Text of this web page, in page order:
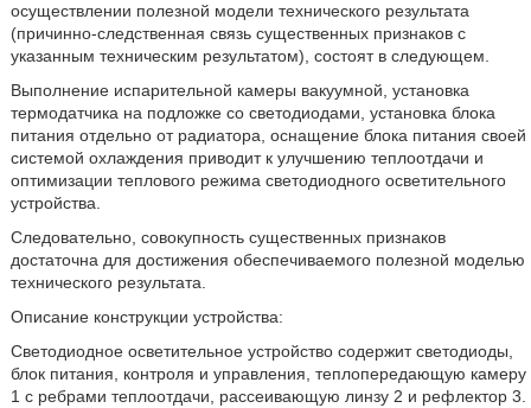
осуществлении полезной модели технического результата
(причинно-следственная связь существенных признаков с
указанным техническим результатом), состоят в следующем.
Выполнение испарительной камеры вакуумной, установка
термодатчика на подложке со светодиодами, установка блока
питания отдельно от радиатора, оснащение блока питания своей
системой охлаждения приводит к улучшению теплоотдачи и
оптимизации теплового режима светодиодного осветительного
устройства.
Следовательно, совокупность существенных признаков
достаточна для достижения обеспечиваемого полезной моделью
технического результата.
Описание конструкции устройства:
Светодиодное осветительное устройство содержит светодиоды,
блок питания, контроля и управления, теплопередающую камеру
1 с ребрами теплоотдачи, рассеивающую линзу 2 и рефлектор 3.